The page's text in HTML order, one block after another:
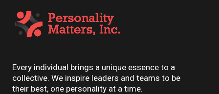
Every individual brings a unique essence to a
collective. We inspire leaders and teams to be
their best, one personality at a time.